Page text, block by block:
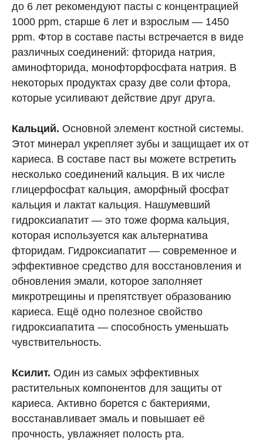
до 6 лет рекомендуют пасты с концентрацией
1000 ppm, старше 6 лет и взрослым — 1450
ppm. Фтор в составе пасты встречается в виде
различных соединений: фторида натрия,
аминофторида, монофторфосфата натрия. В
некоторых продуктах сразу две соли фтора,
которые усиливают действие друг друга.
Кальций. Основной элемент костной системы.
Этот минерал укрепляет зубы и защищает их от
кариеса. В составе паст вы можете встретить
несколько соединений кальция. В их числе
глицерфосфат кальция, аморфный фосфат
кальция и лактат кальция. Нашумевший
гидроксиапатит — это тоже форма кальция,
которая используется как альтернатива
фторидам. Гидроксиапатит — современное и
эффективное средство для восстановления и
обновления эмали, которое заполняет
микротрещины и препятствует образованию
кариеса. Ещё одно полезное свойство
гидроксиапатита — способность уменьшать
чувствительность.
Ксилит. Один из самых эффективных
растительных компонентов для защиты от
кариеса. Активно борется с бактериями,
восстанавливает эмаль и повышает её
прочность, увлажняет полость рта.